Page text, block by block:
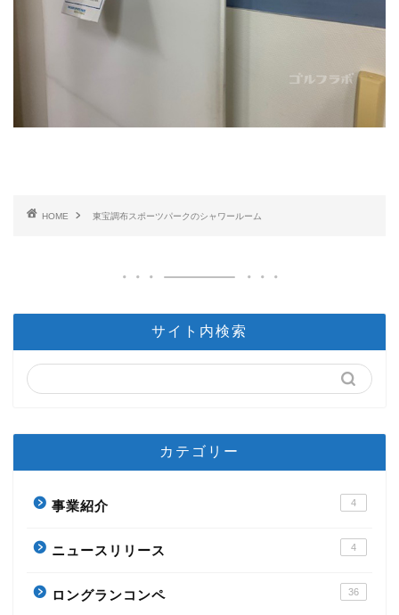
HOME 東宝調布スポーツパークのシャワールーム
サイト内検索
カテゴリー
事業紹介 4
ニュースリリース 4
ロングランコンペ 36